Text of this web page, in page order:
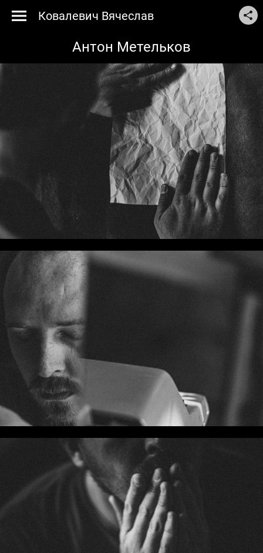
Ковалевич Вячеслав
Антон Метельков